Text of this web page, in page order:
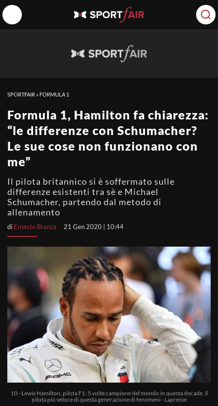
SPORTFAIR » FORMULA 1
Formula 1, Hamilton fa chiarezza:
“le differenze con Schumacher?
Le sue cose non funzionano con
me”
Il pilota britannico si è soffermato sulle
differenze esistenti tra sè e Michael
Schumacher, partendo dal metodo di
allenamento
di Ernesto Branca 21 Gen 2020 | 10:44
10 - Lewis Hamilton, pilota F1: 5 volte campione del mondo in questa decade, il
pilota più veloce di questa generazione di fenomeni - Lapresse